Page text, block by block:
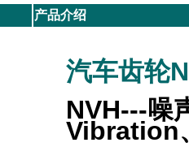
产品介绍
汽车齿轮
NVH---噪
Vibration